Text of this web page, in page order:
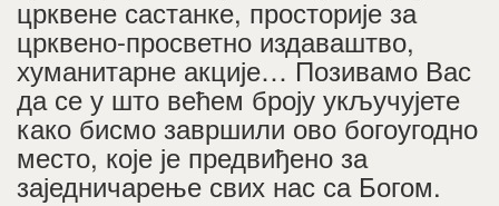
црквене састанке, просторије за
црквено-просветно издаваштво,
хуманитарне акције… Позивамо Вас
да се у што већем броју укључујете
како бисмо завршили ово богоугодно
место, које је предвиђено за
заједничарење свих нас са Богом.